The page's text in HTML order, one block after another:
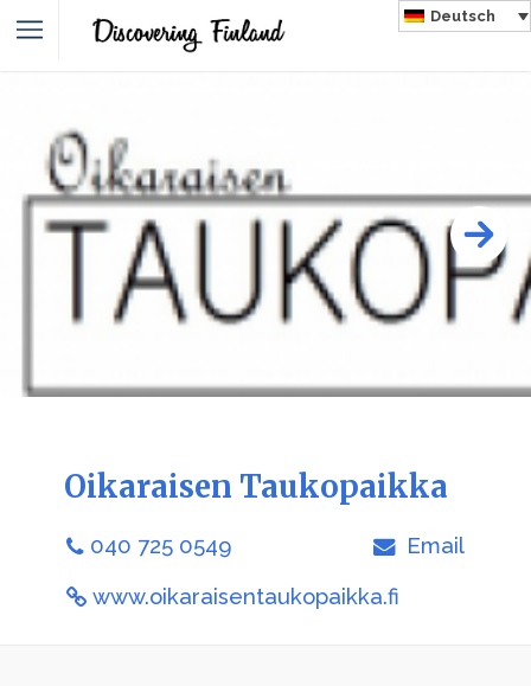
Deutsch
Oikaraisen Taukopaikka
040 725 0549 Email
www.oikaraisentaukopaikka.fi